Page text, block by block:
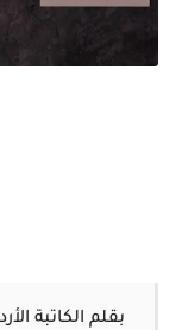
بقلم الكاتبة